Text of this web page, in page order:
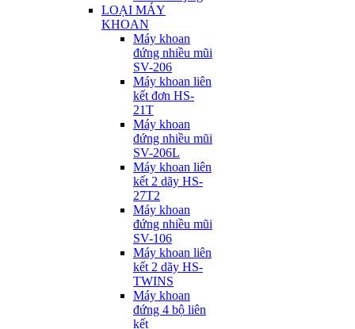
LOẠI MÁY
KHOAN
Máy khoan
đứng nhiều mũi
SV-206
Máy khoan liên
kết đơn HS-
21T
Máy khoan
đứng nhiều mũi
SV-206L
Máy khoan liên
kết 2 dãy HS-
27T2
Máy khoan
đứng nhiều mũi
SV-106
Máy khoan liên
kết 2 dãy HS-
TWINS
Máy khoan
đứng 4 bộ liên
kết